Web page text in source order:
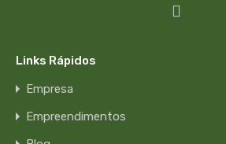
Links Rápidos
Empresa
Empreendimentos